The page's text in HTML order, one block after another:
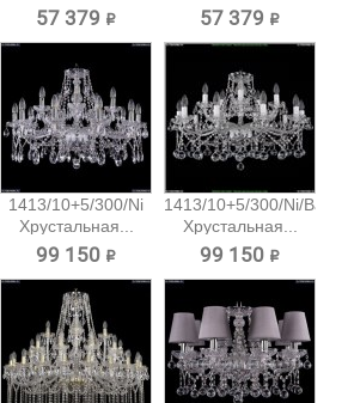
подвесная...
57 379 ₽ 57 379 ₽
1413/10+5/300/Ni
Хрустальная...
99 150 ₽
1413/10+5/300/Ni/Balls
Хрустальная...
99 150 ₽